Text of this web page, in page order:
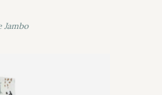
Jambo